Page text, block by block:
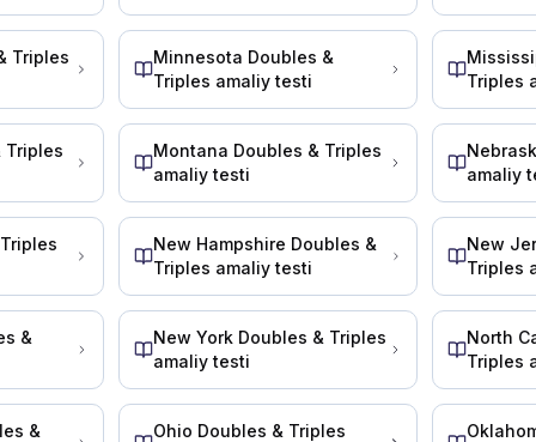
ochsangiz, tortish shtangasi to'satdan
ko'rish kerak?
1. Treyler tormozlari qo'yilgan bo'lishi kerak,
foydalanadi, ular:
bukilishi mumkin.
bor. Bu ko'zgular narsalarni aslida bo'lganidan
Triples
Minnesota Doubles &
Triples amaliy testi
Triples
Triples
Montana Doubles & Triples
amaliy testi
amaliy
New Hampshire Doubles &
Triples amaliy testi
New
Triples
&
New York Doubles & Triples
amaliy testi
North
Triples
&
Ohio Doubles & Triples